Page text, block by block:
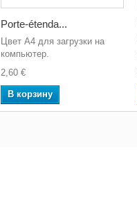
Porte-étenda...
Цвет A4 для загрузки на
компьютер.
2,60 €
В корзину